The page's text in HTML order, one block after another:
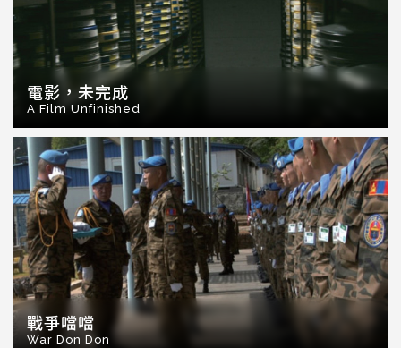
電影，未完成
A Film Unfinished
戰爭噹噹
War Don Don